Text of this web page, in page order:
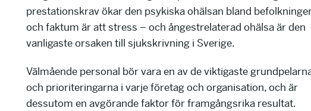
prestationskrav ökar den psykiska ohälsan bland
och faktum är att stress – och ångestrelaterad ohälsa är den
vanligaste orsaken till sjukskrivning i Sverige.
Välmående personal bör vara en av de viktigaste
och prioriteringarna i varje företag och organisation, och är
dessutom en avgörande faktor för framgångsrika resultat.